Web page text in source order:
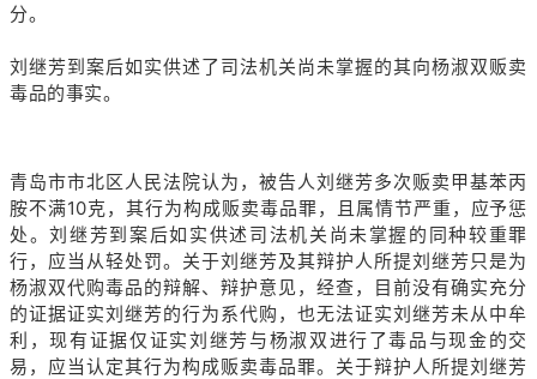
分。
刘继芳到案后如实供述了司法机关尚未掌握的其向杨淑双贩卖
毒品的事实。
青岛市市北区人民法院认为，被告人刘继芳多次贩卖甲基苯丙
胺不满10克，其行为构成贩卖毒品罪，且属情节严重，应予惩
处。刘继芳到案后如实供述司法机关尚未掌握的同种较重罪
行，应当从轻处罚。关于刘继芳及其辩护人所提刘继芳只是为
杨淑双代购毒品的辩解、辩护意见，经查，目前没有确实充分
的证据证实刘继芳的行为系代购，也无法证实刘继芳未从中牟
利，现有证据仅证实刘继芳与杨淑双进行了毒品与现金的交
易，应当认定其行为构成贩卖毒品罪。关于辩护人所提刘继芳